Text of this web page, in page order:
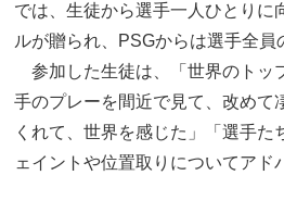
では、生徒から選手一人ひとりに
ルが贈られ、PSGからは選手全員
参加した生徒は、「世界のトッ
手のプレーを間近で見て、改めて
くれて、世界を感じた」「選手
ェイントや位置取りについてアド